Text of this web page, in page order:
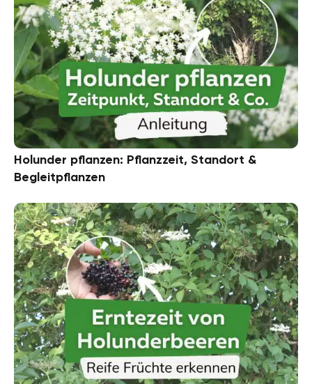
Holunder pflanzen: Pflanzzeit, Standort &
Begleitpflanzen